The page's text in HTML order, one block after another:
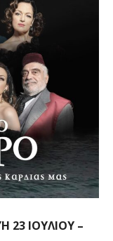
23 ΙΟΥΛΙΟΥ –